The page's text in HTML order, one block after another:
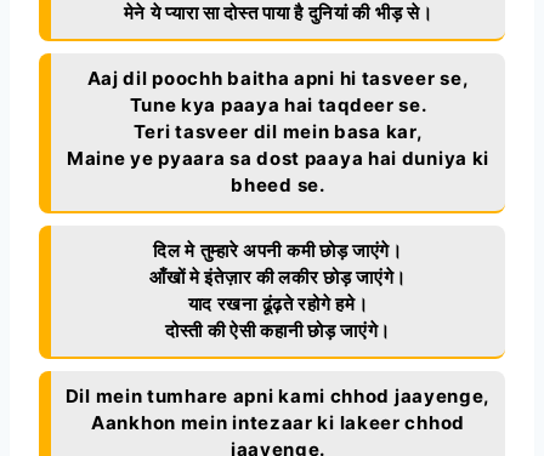
मेने ये प्यारा सा दोस्त पाया है दुनियां की भीड़ से।
Aaj dil poochh baitha apni hi tasveer se,
Tune kya paaya hai taqdeer se.
Teri tasveer dil mein basa kar,
Maine ye pyaara sa dost paaya hai duniya ki
bheed se.
दिल मे तुम्हारे अपनी कमी छोड़ जाएंगे।
आँखों मे इंतेज़ार की लकीर छोड़ जाएंगे।
याद रखना ढूंढ़ते रहोगे हमे।
दोस्ती की ऐसी कहानी छोड़ जाएंगे।
Dil mein tumhare apni kami chhod jaayenge,
Aankhon mein intezaar ki lakeer chhod
jaayenge.